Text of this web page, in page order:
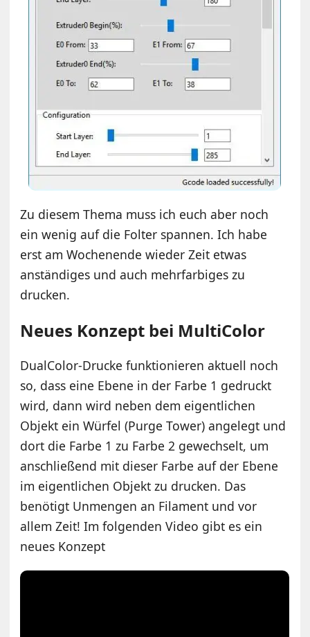
Zu diesem Thema muss ich euch aber noch
ein wenig auf die Folter spannen. Ich habe
erst am Wochenende wieder Zeit etwas
anständiges und auch mehrfarbiges zu
drucken.
Neues Konzept bei MultiColor
DualColor-Drucke funktionieren aktuell noch
so, dass eine Ebene in der Farbe 1 gedruckt
wird, dann wird neben dem eigentlichen
Objekt ein Würfel (Purge Tower) angelegt und
dort die Farbe 1 zu Farbe 2 gewechselt, um
anschließend mit dieser Farbe auf der Ebene
im eigentlichen Objekt zu drucken. Das
benötigt Unmengen an Filament und vor
allem Zeit! Im folgenden Video gibt es ein
neues Konzept